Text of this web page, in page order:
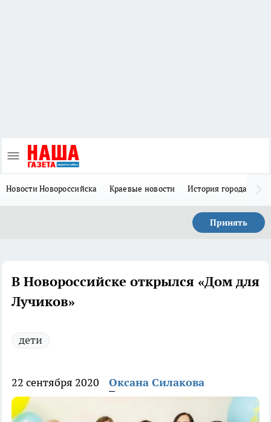
Новости Новороссийска Краевые новости История города Н
Принять
В Новороссийске открылся «Дом для
Лучиков»
дети
22 сентября 2020 Оксана Силакова